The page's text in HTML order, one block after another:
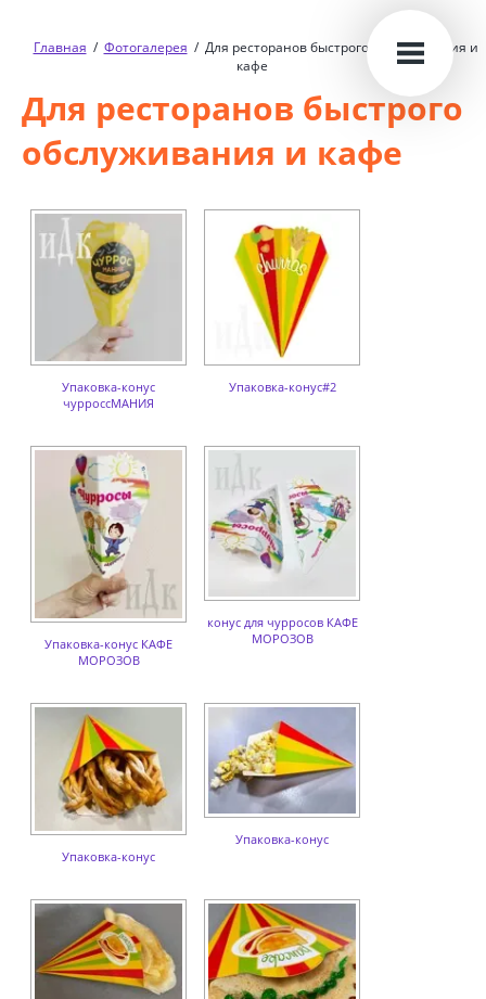
Главная / Фотогалерея / Для ресторанов быстрого обслуживания и
кафе
Для ресторанов быстрого
обслуживания и кафе
Упаковка-конус
чурроссМАНИЯ
Упаковка-конус#2
Упаковка-конус КАФЕ
МОРОЗОВ
конус для чурросов КАФЕ
МОРОЗОВ
Упаковка-конус
Упаковка-конус